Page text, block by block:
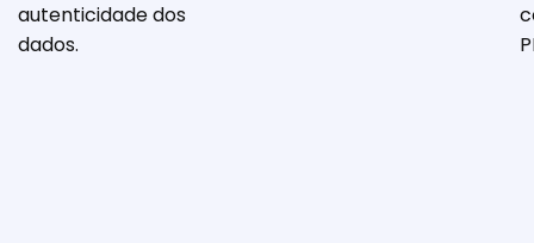
autenticidade dos
dados.